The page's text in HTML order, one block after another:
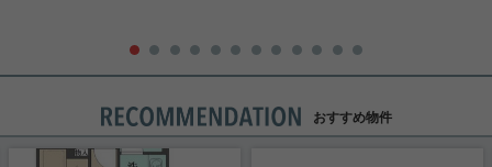
おすすめ物件